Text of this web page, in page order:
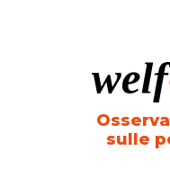
sulle